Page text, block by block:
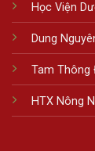
Học Viện
Dung
Tam Thông
HTX Nông